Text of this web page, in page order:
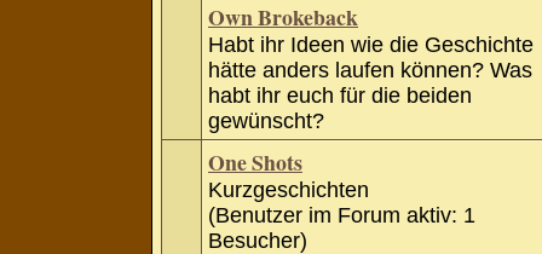
Own Brokeback
Habt ihr Ideen wie die Geschichte
hätte anders laufen können? Was
habt ihr euch für die beiden
gewünscht?
One Shots
Kurzgeschichten
(Benutzer im Forum aktiv: 1
Besucher)